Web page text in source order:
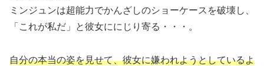
ミンジュンは超能力でかんざしのショーケースを破壊し、
「これが私だ」と彼女ににじり寄る・・・。
自分の本当の姿を見せて、彼女に嫌われようとしているよ